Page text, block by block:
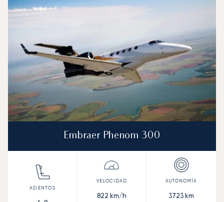
Autonomía (NM)
Embraer Phenom 300
822 km/h 3723 km